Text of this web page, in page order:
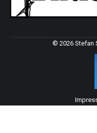
© 2026 Stefan